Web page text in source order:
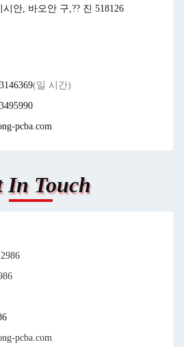
안, 바오안 구,?? 진 518126
(일 시간)
pcba.com
In Touch
pcba.com